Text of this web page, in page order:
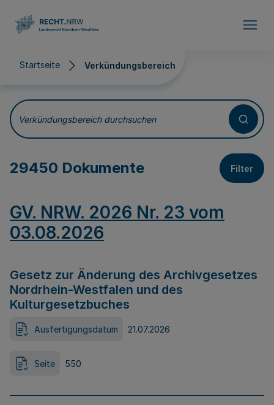
Startseite Verkündungsbereich
Verkündungsbereich
Verkündungsbereich durchsuchen
29450 Dokumente Filter
GV. NRW. 2026 Nr. 23 vom
03.08.2026
Gesetz zur Änderung des Archivgesetzes
Nordrhein-Westfalen und des
Kulturgesetzbuches
Ausfertigungsdatum 21.07.2026
Seite 550